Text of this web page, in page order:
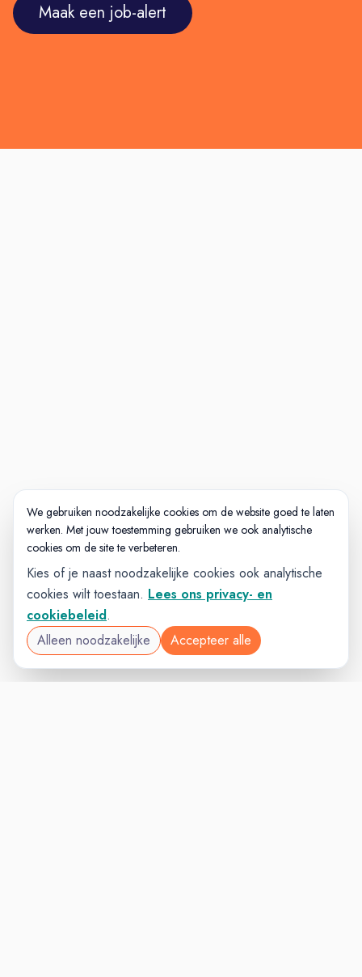
Maak een job-alert
We gebruiken noodzakelijke cookies om de website goed te laten
werken. Met jouw toestemming gebruiken we ook analytische
cookies om de site te verbeteren.
Kies of je naast noodzakelijke cookies ook analytische
cookies wilt toestaan. Lees ons privacy- en
cookiebeleid.
Alleen noodzakelijke
Accepteer alle